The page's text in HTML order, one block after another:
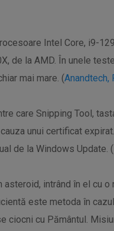
Intel Core, i9-
de la AMD. În unele
mai mare. (Anandtech,
care Snipping Tool,
unui certificat
de la Windows Update. (
intrând în el cu o
este metoda în
ciocni cu Pământul.